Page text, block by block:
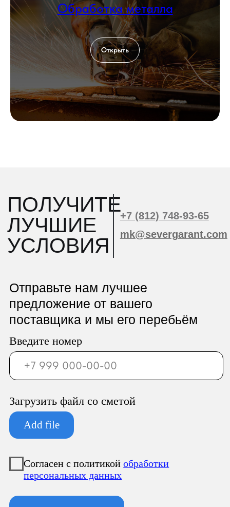
Обработка металла
Открыть
ООО «Север Гарант»
Юридический адрес:
196247, Санкт-Петербург г, вн.тер.г.
муниципальный округ
Новоизмайловское, пл. Конституции, д.
Фактический адрес:
муниципальный округ